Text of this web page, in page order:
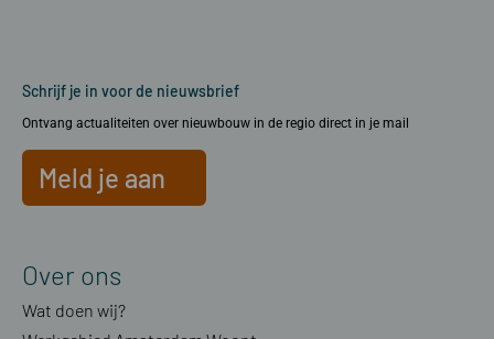
Schrijf je in voor de nieuwsbrief
Ontvang actualiteiten over nieuwbouw in de regio direct in je mail
Meld je aan
Over ons
Wat doen wij?